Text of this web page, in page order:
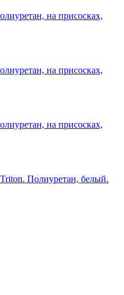
на присосках,
на присосках,
на присосках,
Полиуретан, белый.